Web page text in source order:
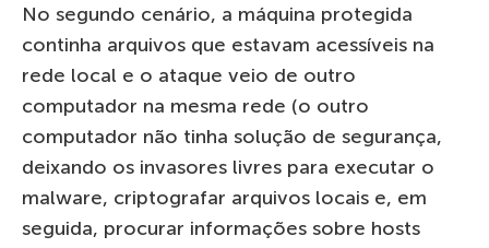
No segundo cenário, a máquina protegida
continha arquivos que estavam acessíveis na
rede local e o ataque veio de outro
computador na mesma rede (o outro
computador não tinha solução de segurança,
deixando os invasores livres para executar o
malware, criptografar arquivos locais e, em
seguida, procurar informações sobre hosts